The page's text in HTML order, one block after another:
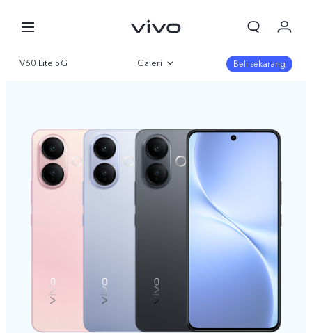
V60 Lite 5G Galeri
Parameter
Beli sekarang